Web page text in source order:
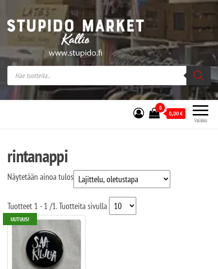
Stupido Market – verkossa ja kivijalassa
Stupido Market on vaihtoehtomusaan
erikoistunut verkko- sekä
kivijalkakauppa Helsingissä Kallion
sydämessä.
Valikko
0
0,00€
rintanappi
Näytetään ainoa tulos
Tuotteet 1 - 1 /1. Tuotteita sivulla
UUTUUS!